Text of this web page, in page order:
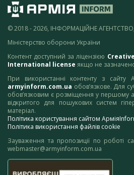
© 2018 - 2026, ІНФОРМАЦІЙНЕ АГЕНТСТВО,
Міністерство оборони України
Контент доступний за ліцензією
International license якщо не
При використанні контенту з сайту
armyinform.com.ua обов’язкове. Для
обов’язковим є розміщення у першому
відкритого для пошукових систем
матеріал.
Політика користування сайтом
Політика використання файлів cookie
Зауваження та пропозиції по роботі
webmaster@armyinform.com.ua